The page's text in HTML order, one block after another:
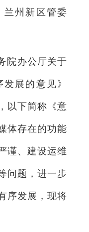
兰州新区管委
院办公厅关于
展的意见》
以下简称《意
体存在的功能
谨、建设运维
问题，进一步
序发展，现将